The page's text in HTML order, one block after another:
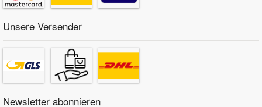
Unsere Versender
Newsletter abonnieren